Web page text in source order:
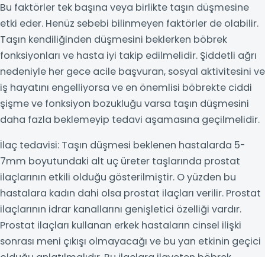
Bu faktörler tek başına veya birlikte taşın düşmesine
etki eder. Henüz sebebi bilinmeyen faktörler de olabilir.
Taşın kendiliğinden düşmesini beklerken böbrek
fonksiyonları ve hasta iyi takip edilmelidir. Şiddetli ağrı
nedeniyle her gece acile başvuran, sosyal aktivitesini ve
iş hayatını engelliyorsa ve en önemlisi böbrekte ciddi
şişme ve fonksiyon bozukluğu varsa taşın düşmesini
daha fazla beklemeyip tedavi aşamasına geçilmelidir.
İlaç tedavisi: Taşın düşmesi beklenen hastalarda 5-
7mm boyutundaki alt uç üreter taşlarında prostat
ilaçlarının etkili olduğu gösterilmiştir. O yüzden bu
hastalara kadın dahi olsa prostat ilaçları verilir. Prostat
ilaçlarının idrar kanallarını genişletici özelliği vardır.
Prostat ilaçları kullanan erkek hastaların cinsel ilişki
sonrası meni çıkışı olmayacağı ve bu yan etkinin geçici